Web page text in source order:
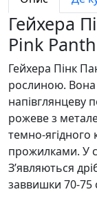
Гейхера
Pink
Гейхера Пінк
рослиною. Вона
напівглянцеву
рожеве з
темно-
прожилками. У
З’являються
заввишки 70-75